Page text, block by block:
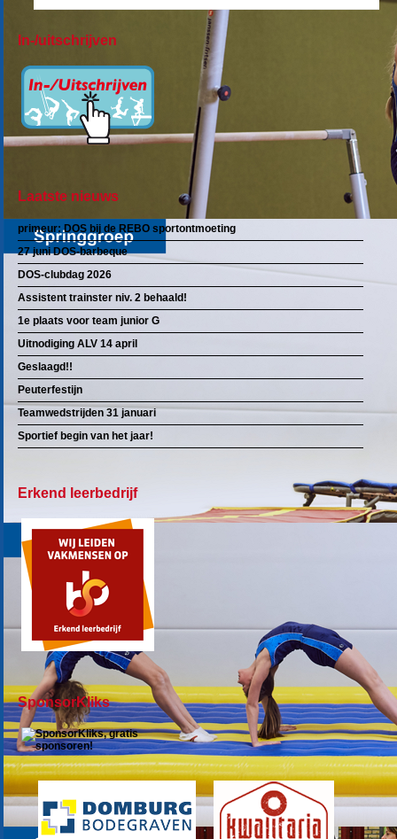
In-/uitschrijven
Laatste nieuws
primeur: DOS bij de REBO sportontmoeting
27 juni DOS-barbeque
DOS-clubdag 2026
Assistent trainster niv. 2 behaald!
1e plaats voor team junior G
Uitnodiging ALV 14 april
Geslaagd!!
Peuterfestijn
Teamwedstrijden 31 januari
Sportief begin van het jaar!
Erkend leerbedrijf
SponsorKliks